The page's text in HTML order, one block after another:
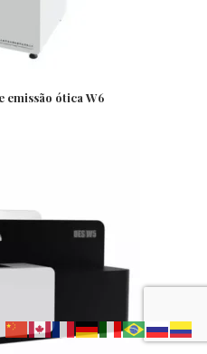
emissão ótica W6